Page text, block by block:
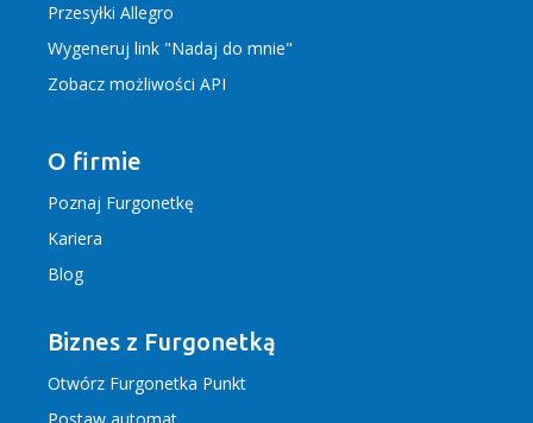
Przesyłki Allegro
Wygeneruj link "Nadaj do mnie"
Zobacz możliwości API
O firmie
Poznaj Furgonetkę
Kariera
Blog
Biznes z Furgonetką
Otwórz Furgonetka Punkt